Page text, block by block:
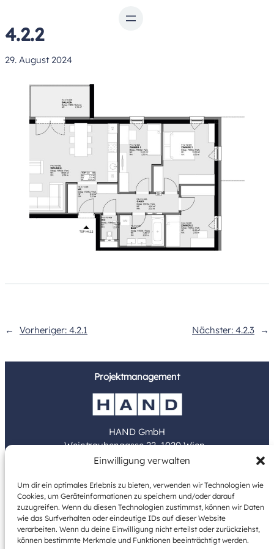
Einwilligung verwalten
Um dir ein optimales Erlebnis zu bieten, verwenden wir Technologien wie
Cookies, um Geräteinformationen zu speichern und/oder darauf
zuzugreifen. Wenn du diesen Technologien zustimmst, können wir Daten
wie das Surfverhalten oder eindeutige IDs auf dieser Website
verarbeiten. Wenn du deine Einwilligung nicht erteilst oder zurückziehst,
können bestimmte Merkmale und Funktionen beeinträchtigt werden.
Inhalt
springen
4.2.2
29. August 2024
← Vorheriger: 4.2.1 Nächster: 4.2.3 →
Projektmanagement
HAND GmbH
Weintraubengasse 22, 1020 Wien
www.hand.at
Bauträger